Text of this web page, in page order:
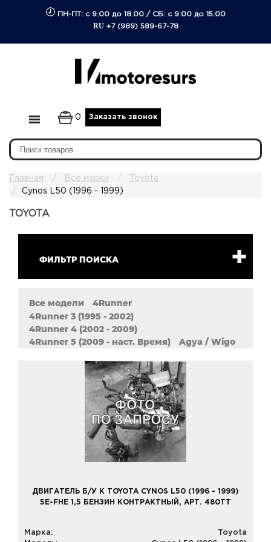
ПН-ПТ: с 9.00 до 18.00/ СБ: с 9.00 до 15.00
RU +7 (989) 589-67-78
0 Заказать звонок
Главная Все марки
Toyota
Cynos L50 (1996 - 1999)
TOYOTA
ФИЛЬТР ПОИСКА
Все модели
4Runner
4Runner 3 (1995 - 2002)
4Runner 4 (2002 - 2009)
4Runner 5 (2009 - наст. Время)
Agya / Wigo
Allion 2 (2007 - наст. Время)
Alphard
Aqua Aristo
Aurion
Auris (2006 - 2013)
Auris 2 (2012 - наст. Время)
Avalon
Avensis (1997 - 2003)
Avensis 2 (2003 - 2008)
Avensis 3 (2008 - наст. Время)
Avensis Verso
Brevis Caldina
Cami
Camry XV10 (1990 - 2001)
Camry XV30 (2001 - 2006)
Camry XV40 (2006 - 2012)
Celica (1999 - 2006)
Century
ДВИГАТЕЛЬ Б/У К TOYOTA CYNOS L50 (1996 - 1999)
5E-FHE 1,5 БЕНЗИН КОНТРАКТНЫЙ, АРТ. 480TT
Марка:
Toyota